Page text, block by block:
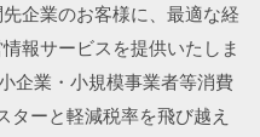
企業のお客様に、最適な経
報サービスを提供いたしま
企業・小規模事業者等消費
ターと軽減税率を飛び越え